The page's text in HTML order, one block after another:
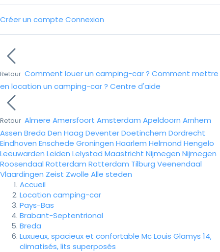
Créer un compte Connexion
Retour Comment louer un camping-car ? Comment mettre
en location un camping-car ? Centre d'aide
Retour Almere Amersfoort Amsterdam Apeldoorn Arnhem
Assen Breda Den Haag DeventerDoetinchem Dordrecht
Eindhoven Enschede Groningen Haarlem Helmond Hengelo
Leeuwarden Leiden Lelystad Maastricht Nijmegen Nijmegen
Roosendaal Rotterdam Rotterdam Tilburg Veenendaal
Vlaardingen Zeist Zwolle Alle steden
Accueil
Location camping-car
Pays-Bas
Brabant-Septentrional
Breda
Luxueux, spacieux et confortable Mc Louis Glamys 14,
climatisés, lits superposés